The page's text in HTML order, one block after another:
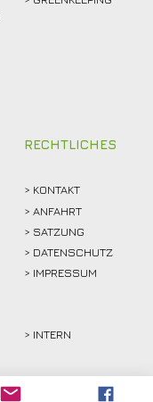
RECHTLICHES
> KONTAKT
> ANFAHRT
> SATZUNG
> DATENSCHUTZ
> IMPRESSUM
> INTERN